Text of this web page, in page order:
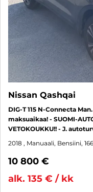
Nissan Qashqai
DIG-T 115 N-Connecta
maksuaikaa! - SUOMI-
VETOKOUKKU!! - J.
2018 , Manuaali, Bensiini,
10 800 €
alk. 135 € / kk